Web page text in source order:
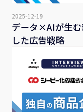
2025-12-19
データ×AIが生む
した広告戦略